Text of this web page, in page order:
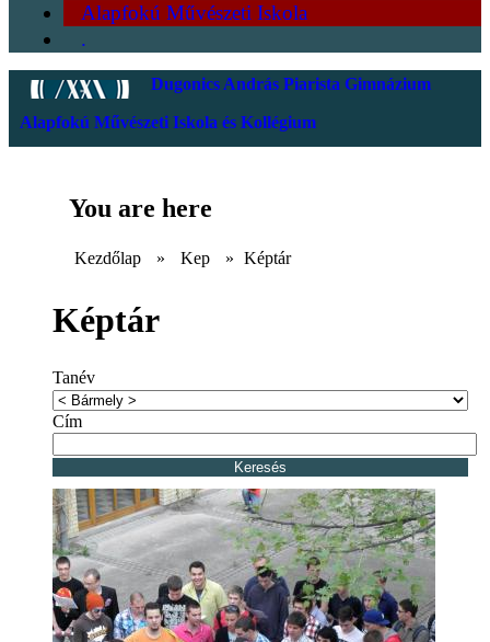
Alapfokú Művészeti Iskola
.
Dugonics András Piarista Gimnázium
Alapfokú Művészeti Iskola és Kollégium
You are here
Kezdőlap » Kep » Képtár
Képtár
Tanév
Cím